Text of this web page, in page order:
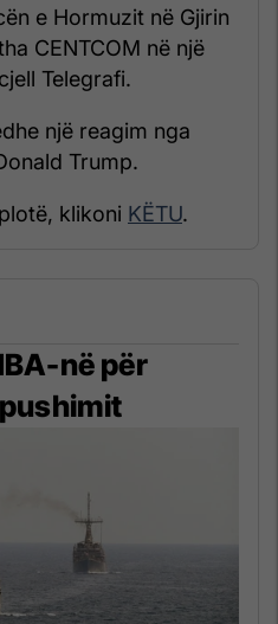
e Hormuzit në Gjirin
CENTCOM në një
Telegrafi.
një reagim nga
Trump.
klikoni KËTU.
në për